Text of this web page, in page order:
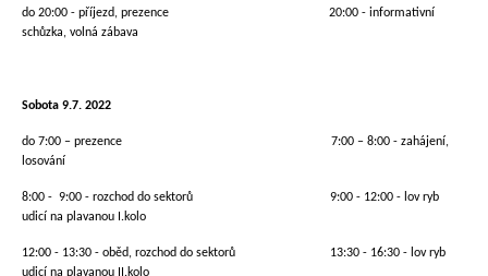
do 20:00 - příjezd, prezence 20:00 - informativní
schůzka, volná zábava
Sobota 9.7. 2022
do 7:00 – prezence 7:00 – 8:00 - zahájení,
losování
8:00 - 9:00 - rozchod do sektorů 9:00 - 12:00 - lov ryb
udicí na plavanou I.kolo
12:00 - 13:30 - oběd, rozchod do sektorů 13:30 - 16:30 - lov ryb
udicí na plavanou II.kolo